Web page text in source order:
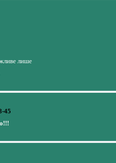
лише
45